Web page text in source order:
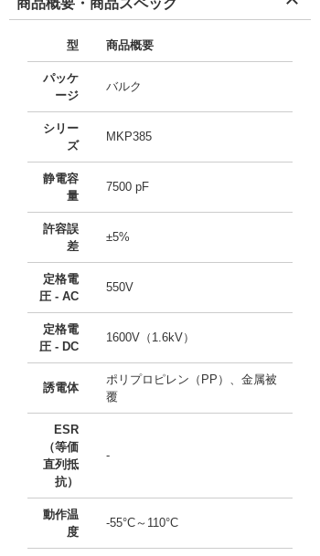
商品概要・商品スペック
型 商品概要
パッケ
ージ
バルク
シリー
ズ
MKP385
静電容
量
7500 pF
許容誤
差
±5%
定格電
圧 - AC
550V
定格電
圧 - DC
1600V（1.6kV）
誘電体
ポリプロピレン（PP）、金属被
覆
ESR
（等価
直列抵
抗）
-
動作温
度
-55°C～110°C